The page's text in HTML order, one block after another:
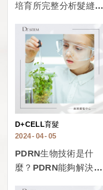
培育所完整分析髮縫明
D+CELL育髮
05
04
2024
PDRN生物技術是什
麼？PDRN能夠解決掉